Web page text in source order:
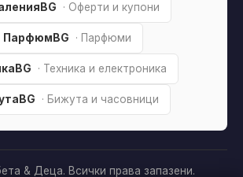
· Оферти и купони
ПарфюмBG · Парфюми
· Техника и електроника
· Бижута и часовници
& Деца. Всички права запазени.